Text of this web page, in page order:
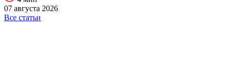
07 августа 2026
Все статьи